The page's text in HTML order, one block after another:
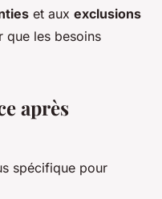
et aux exclusions
que les besoins
après
spécifique pour